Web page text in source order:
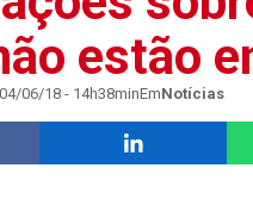
estão
04/06/18 - 14h38minEmNotícias